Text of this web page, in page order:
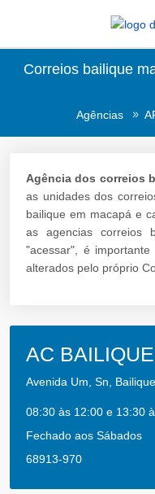
Correios bailique
Agências
Agência dos correios
as unidades dos
bailique em macapá e
as agencias correios
"acessar", é
alterados pelo próprio
AC BAILIQUE
Avenida Um, Sn, Bailique
08:30 às 12:00 e 13:30
Fechado aos Sábados
68913-970